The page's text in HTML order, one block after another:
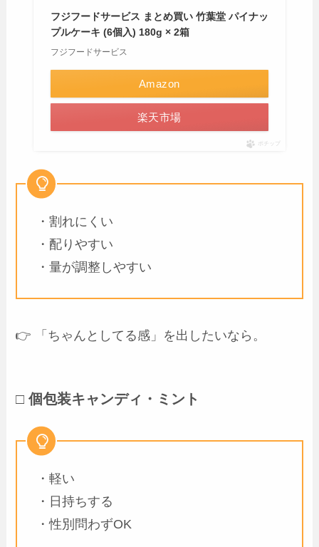
フジフードサービス まとめ買い 竹葉堂 パイナッ
プルケーキ (6個入) 180g × 2箱
フジフードサービス
Amazon
楽天市場
ポチップ
・割れにくい
・配りやすい
・量が調整しやすい
👉 「ちゃんとしてる感」を出したいなら。
□ 個包装キャンディ・ミント
・軽い
・日持ちする
・性別問わずOK